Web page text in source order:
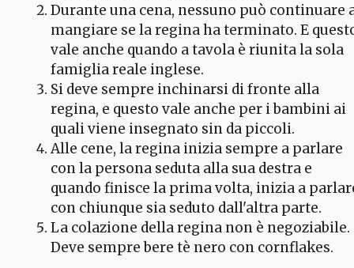
Durante una cena, nessuno può continuare
mangiare se la regina ha terminato. E
vale anche quando a tavola è riunita la sola
famiglia reale inglese.
Si deve sempre inchinarsi di fronte alla
regina, e questo vale anche per i bambini ai
quali viene insegnato sin da piccoli.
Alle cene, la regina inizia sempre a parlare
con la persona seduta alla sua destra e
quando finisce la prima volta, inizia a
con chiunque sia seduto dall'altra parte.
La colazione della regina non è negoziabile.
Deve sempre bere tè nero con cornflakes.